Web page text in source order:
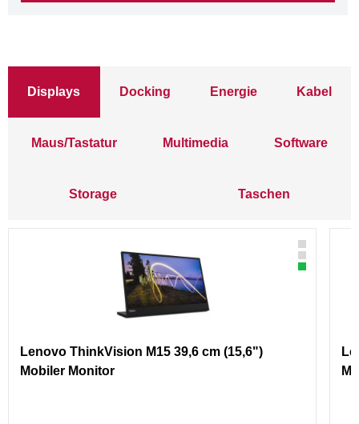
Displays Docking Energie Kabel
Maus/Tastatur Multimedia Software
Storage Taschen
Lenovo ThinkVision M15 39,6 cm (15,6")
Mobiler Monitor